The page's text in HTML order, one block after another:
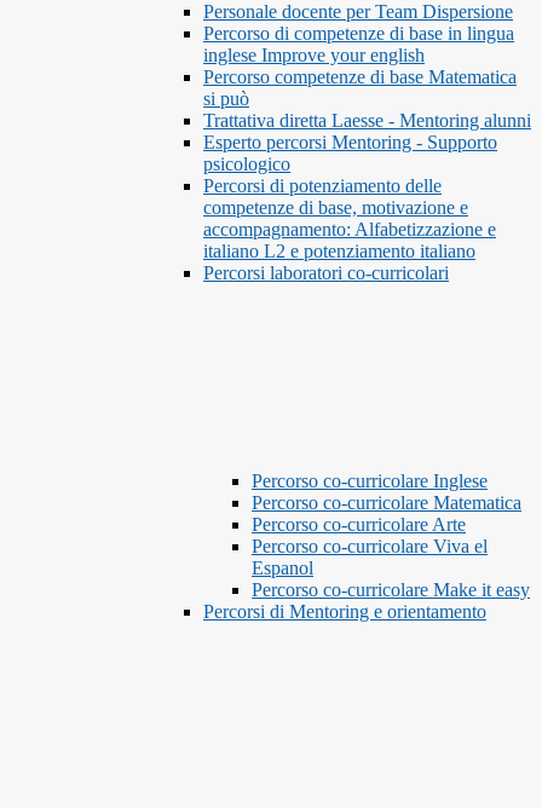
Personale docente per Team Dispersione
Percorso di competenze di base in lingua
inglese Improve your english
Percorso competenze di base Matematica
si può
Trattativa diretta Laesse - Mentoring alunni
Esperto percorsi Mentoring - Supporto
psicologico
Percorsi di potenziamento delle
competenze di base, motivazione e
accompagnamento: Alfabetizzazione e
italiano L2 e potenziamento italiano
Percorsi laboratori co-curricolari
Percorso co-curricolare Inglese
Percorso co-curricolare Matematica
Percorso co-curricolare Arte
Percorso co-curricolare Viva el
Espanol
Percorso co-curricolare Make it easy
Percorsi di Mentoring e orientamento